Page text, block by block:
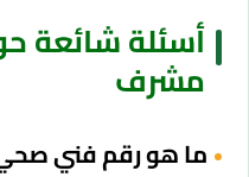
أسئلة شائعة
مشرف
ما هو رقم فني